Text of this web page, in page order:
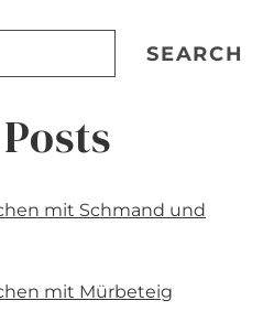
SEARCH
mit Schmand und
mit Mürbeteig